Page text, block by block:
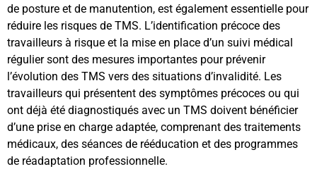
de posture et de manutention, est également essentielle pour
réduire les risques de TMS. L’identification précoce des
travailleurs à risque et la mise en place d’un suivi médical
régulier sont des mesures importantes pour prévenir
l’évolution des TMS vers des situations d’invalidité. Les
travailleurs qui présentent des symptômes précoces ou qui
ont déjà été diagnostiqués avec un TMS doivent bénéficier
d’une prise en charge adaptée, comprenant des traitements
médicaux, des séances de rééducation et des programmes
de réadaptation professionnelle.